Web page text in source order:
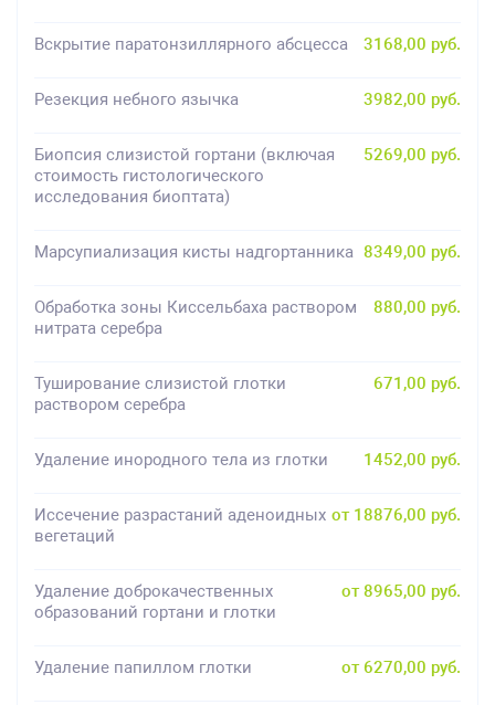
Вскрытие паратонзиллярного абсцесса 3168,00 руб.
Резекция небного язычка 3982,00 руб.
Биопсия слизистой гортани (включая
стоимость гистологического
исследования биоптата)
5269,00 руб.
Марсупиализация кисты надгортанника 8349,00 руб.
Обработка зоны Киссельбаха раствором
нитрата серебра
880,00 руб.
Туширование слизистой глотки
раствором серебра
671,00 руб.
Удаление инородного тела из глотки 1452,00 руб.
Иссечение разрастаний аденоидных
вегетаций
от 18876,00 руб.
Удаление доброкачественных
образований гортани и глотки
от 8965,00 руб.
Удаление папиллом глотки от 6270,00 руб.